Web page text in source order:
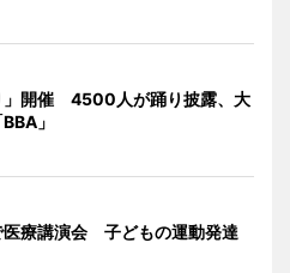
」開催 4500人が踊り披露、大
」
医療講演会 子どもの運動発達